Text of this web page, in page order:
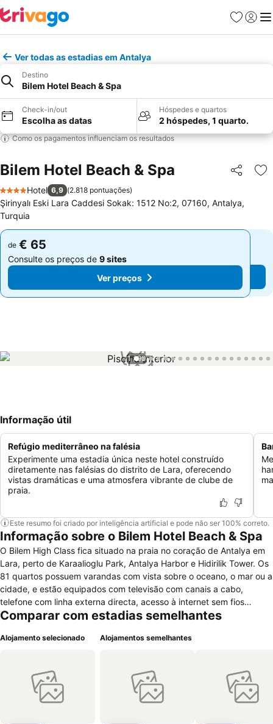
Favoritos
Iniciar
Ver todas as estadias em Antalya
Destino
Bilem Hotel Beach & Spa
Check-in/out
Escolha as datas
Hóspedes e quartos
2 hóspedes, 1 quarto.
Como os pagamentos influenciam os resultados
Bilem Hotel Beach & Spa Partilhar
4 Estrelas
Hotel 6,9 (2.818 pontuações)
Şirinyalı Eski Lara Caddesi Sokak: 1512 No:2, 07160, Antalya,
Turquia
de € 65
Consulte os preços de 9 sites
Ver preços
de € 65
Consulte os preços de 9 sites
Ver preços
1 / 99
Informação útil
Refúgio mediterrâneo na falésia
Experimente uma estadia única neste hotel construído
diretamente nas falésias do distrito de Lara, oferecendo
vistas dramáticas e uma atmosfera vibrante de clube de
praia.
Este resumo foi criado por inteligência artificial e pode não ser 100% correto.
Informação sobre o Bilem Hotel Beach & Spa
O Bilem High Class fica situado na praia no coração de Antalya em
Lara, perto de Karaalioglu Park, Antalya Harbor e Hidirilik Tower. Os
81 quartos possuem varandas com vista sobre o oceano, o mar ou a
cidade, e estão equipados com televisão com canais a cabo,
telefone com linha externa directa, acesso à internet sem fios
gratuita, sala de estar, mesa de escritório, minibar, controle de
para maquilhagem, a pedido está disponível serviço de
hotel possui piscina externa, sauna, piscina infantil, sala(s) de
tratamento do spa, salão de beleza, 2 restaurantes, pequeno
almoço complementar disponível, assistência turística, lavandaria,
Comparar com estadias semelhantes
Alojamento selecionado Alojamentos semelhantes